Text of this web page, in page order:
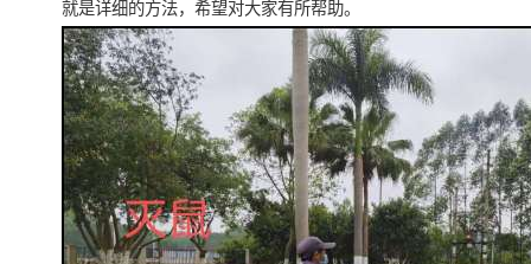
就是详细的方法，希望对大家有所帮助。